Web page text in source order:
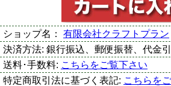
ショップ名： 有限会社クラフトプラン
決済方法: 銀行振込、郵便振替、代金
送料･手数料: こちらをご覧下さい
特定商取引法に基づく表記: こちらを